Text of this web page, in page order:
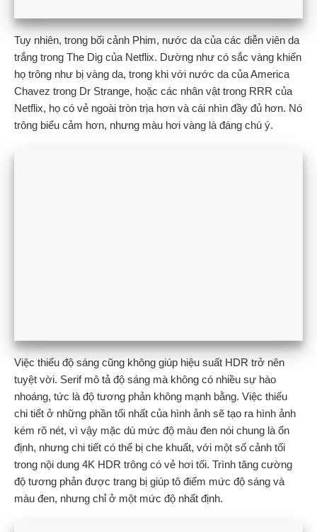
Tuy nhiên, trong bối cảnh Phim, nước da của các diễn viên da
trắng trong The Dig của Netflix. Dường như có sắc vàng khiến
họ trông như bị vàng da, trong khi với nước da của America
Chavez trong Dr Strange, hoặc các nhân vật trong RRR của
Netflix, họ có vẻ ngoài tròn trịa hơn và cái nhìn đầy đủ hơn. Nó
trông biểu cảm hơn, nhưng màu hơi vàng là đáng chú ý.
Việc thiếu độ sáng cũng không giúp hiệu suất HDR trở nên
tuyệt vời. Serif mô tả độ sáng mà không có nhiều sự hào
nhoáng, tức là độ tương phản không mạnh bằng. Việc thiếu
chi tiết ở những phần tối nhất của hình ảnh sẽ tạo ra hình ảnh
kém rõ nét, vì vậy mặc dù mức độ màu đen nói chung là ổn
định, nhưng chi tiết có thể bị che khuất, với một số cảnh tối
trong nội dung 4K HDR trông có vẻ hơi tối. Trình tăng cường
độ tương phản được trang bị giúp tô điểm mức độ sáng và
màu đen, nhưng chỉ ở một mức độ nhất định.